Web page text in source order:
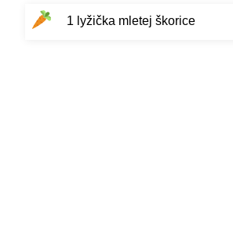
1 lyžička mletej škorice